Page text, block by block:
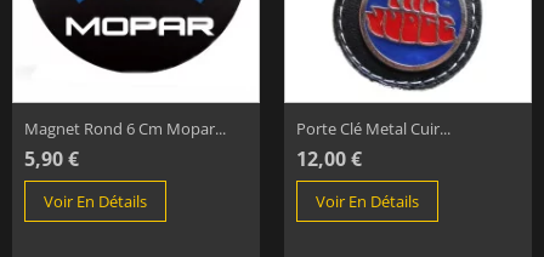
Magnet Rond 6 Cm Mopar...
5,90 €
Voir En Détails
Porte Clé Metal Cuir...
12,00 €
Voir En Détails